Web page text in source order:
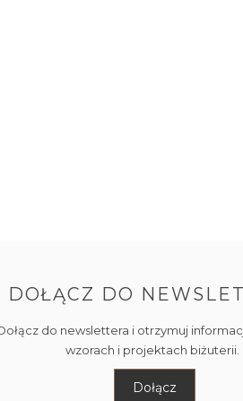
DOŁĄCZ DO
do newslettera i otrzymuj
wzorach i projektach biżuterii.
Dołącz